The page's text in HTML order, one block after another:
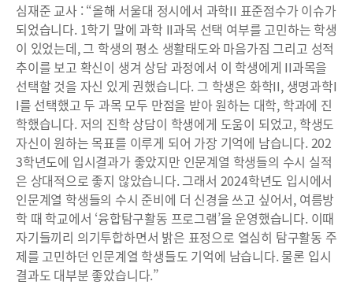
심재준 교사 : “올해 서울대 정시에서 과학II 표준점수가 이슈가
되었습니다. 1학기 말에 과학 II과목 선택 여부를 고민하는 학생
이 있었는데, 그 학생의 평소 생활태도와 마음가짐 그리고 성적
추이를 보고 확신이 생겨 상담 과정에서 이 학생에게 II과목을
선택할 것을 자신 있게 권했습니다. 그 학생은 화학II, 생명과학I
I를 선택했고 두 과목 모두 만점을 받아 원하는 대학, 학과에 진
학했습니다. 저의 진학 상담이 학생에게 도움이 되었고, 학생도
자신이 원하는 목표를 이루게 되어 가장 기억에 남습니다. 202
3학년도에 입시결과가 좋았지만 인문계열 학생들의 수시 실적
은 상대적으로 좋지 않았습니다. 그래서 2024학년도 입시에서
인문계열 학생들의 수시 준비에 더 신경을 쓰고 싶어서, 여름방
학 때 학교에서 ‘융합탐구활동 프로그램’을 운영했습니다. 이때
자기들끼리 의기투합하면서 밝은 표정으로 열심히 탐구활동 주
제를 고민하던 인문계열 학생들도 기억에 남습니다. 물론 입시
결과도 대부분 좋았습니다.”